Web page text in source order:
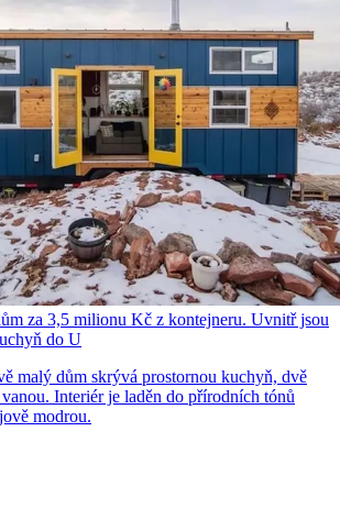
za 3,5 milionu Kč z kontejneru. Uvnitř jsou
do U
malý dům skrývá prostornou kuchyň, dvě
Interiér je laděn do přírodních tónů
modrou.